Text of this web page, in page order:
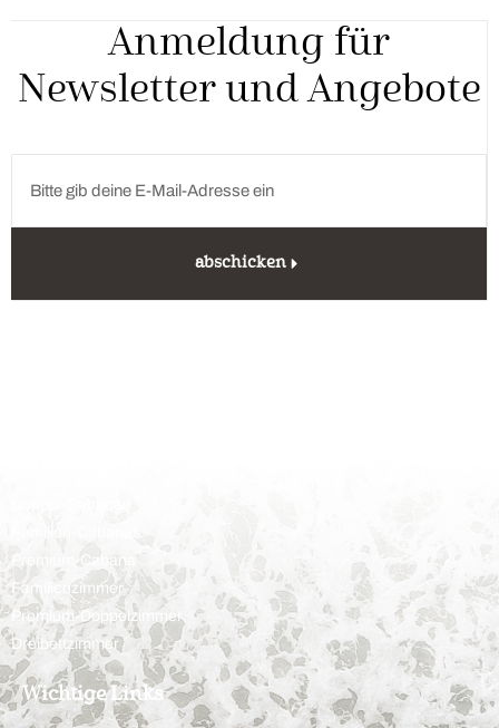
Anmeldung für
Newsletter und Angebote
abschicken
Premium-Cabana
Familienzimmer
Premium-Doppelzimmer
Dreibettzimmer
Wichtige Links